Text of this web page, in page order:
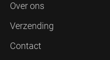
Over ons
Verzending
Contact